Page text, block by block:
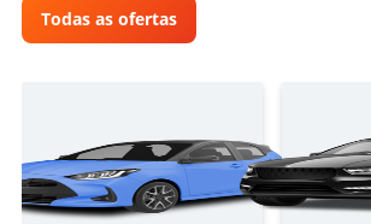
Todas as ofertas